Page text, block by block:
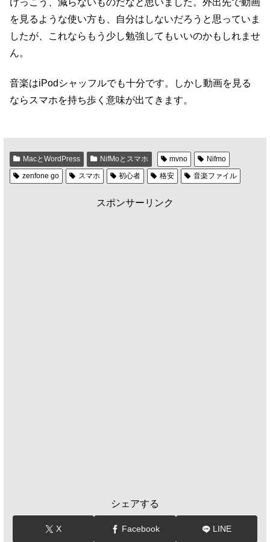
を見るような使い方も、自分はしないだろうと思っていま
したが、これならもう少し勉強してもいいのかもしれませ
ん。
音楽はiPodシャッフルでも十分です。しかし動画を見る
ならスマホを持ち歩く意味が出てきます。
MacとWordPress NifMoとスマホ mvno
Nifmo
zenfone go
スマホ 初心者 格安 音楽ファイル
スポンサーリンク
シェアする
X Facebook LINE